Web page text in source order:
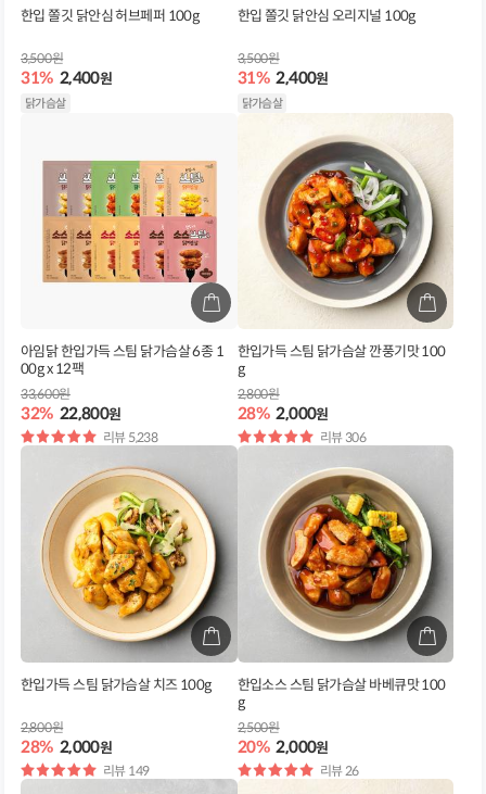
한입 쫄깃 닭안심 허브페퍼 100g
31% 2,400원
3,500원
닭가슴살
한입 쫄깃 닭안심 오리지널 100g
31% 2,400원
3,500원
닭가슴살
아임닭 한입가득 스팀 닭가슴살 6종 1
00g x 12팩
32% 22,800원
33,600원
별
점
리뷰 5,238
한입가득 스팀 닭가슴살 깐풍기맛 100
g
28% 2,000원
2,800원
별
점
리뷰 306
한입가득 스팀 닭가슴살 치즈 100g
28% 2,000원
2,800원
별
점
리뷰 149
한입소스 스팀 닭가슴살 바베큐맛 100
g
20% 2,000원
2,500원
별
점
리뷰 26